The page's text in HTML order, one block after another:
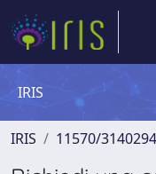
IRIS
IRIS 11570/